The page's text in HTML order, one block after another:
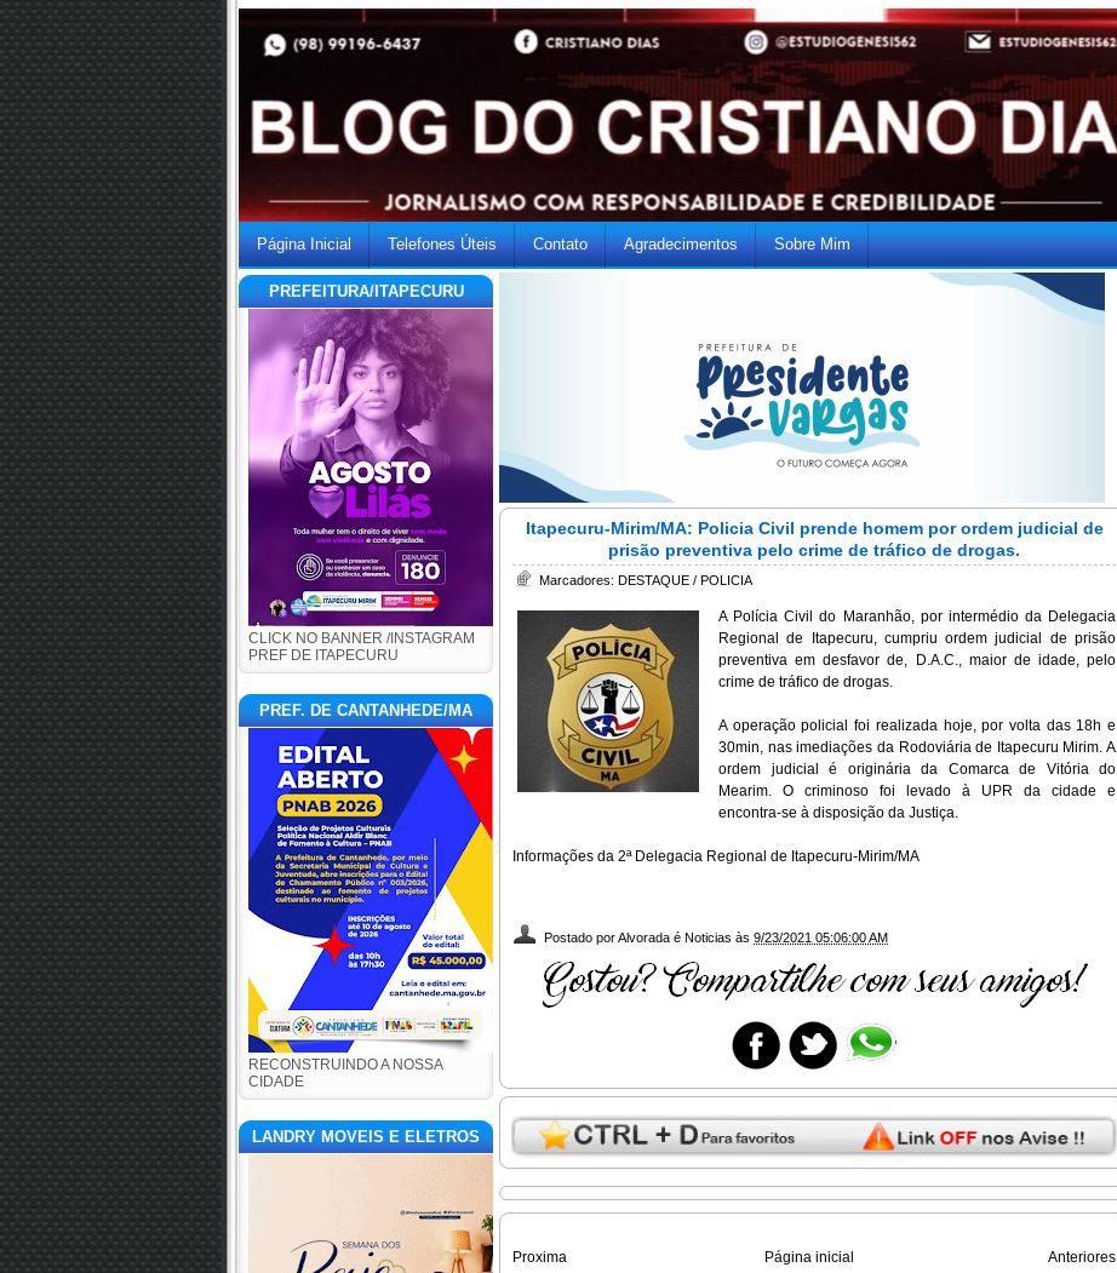
Página Inicial Telefones Úteis Contato Agradecimentos Sobre Mim
PREFEITURA/ITAPECURU
CLICK NO BANNER /INSTAGRAM
PREF DE ITAPECURU
PREF. DE CANTANHEDE/MA
RECONSTRUINDO A NOSSA
CIDADE
LANDRY MOVEIS E ELETROS
Itapecuru-Mirim/MA: Policia Civil prende homem por ordem judicial de
prisão preventiva pelo crime de tráfico de drogas.
Marcadores: DESTAQUE / POLICIA
A Polícia Civil do Maranhão, por intermédio da Delegacia
Regional de Itapecuru, cumpriu ordem judicial de prisão
preventiva em desfavor de, D.A.C., maior de idade, pelo
crime de tráfico de drogas.
A operação policial foi realizada hoje, por volta das 18h e
30min, nas imediações da Rodoviária de Itapecuru Mirim. A
ordem judicial é originária da Comarca de Vitória do
Mearim. O criminoso foi levado à UPR da cidade e
encontra-se à disposição da Justiça.
Informações da 2ª Delegacia Regional de Itapecuru-Mirim/MA
Postado porAlvorada é Noticias às 9/23/2021 05:06:00 AM
Proxima Anteriores
Página inicial